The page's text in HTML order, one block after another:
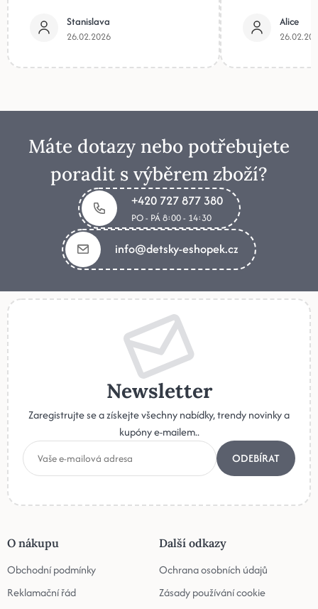
Stanislava
26.02.2026
Alice
Máte dotazy nebo potřebujete
poradit s výběrem zboží?
+420 727 877 380
PO - PÁ 8:00 - 14:30
info@detsky-eshopek.cz
Newsletter
Zaregistrujte se a získejte všechny nabídky, trendy novinky a
kupóny e-mailem..
ODEBÍRAT
O nákupu
Obchodní podmínky
Reklamační řád
Další odkazy
Ochrana osobních údajů
Zásady používání cookie